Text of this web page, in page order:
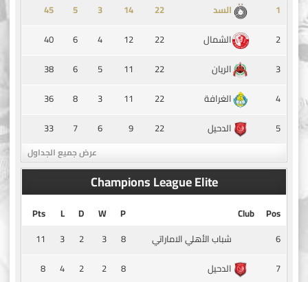
1
السد ‏22
14
3
5
45
2
الشمال 22
12
4
6
40
3
الريان 22
11
5
6
38
4
الغرافة 22
11
3
8
36
5
الدحيل 22
9
6
7
33
عرض جميع الجداول
Champions League Elite
Pos
Club
P
W
D
L
Pts
6
شباب الأهلي الاماراتي 8
3
2
3
11
7
الدحيل 8
2
2
4
8